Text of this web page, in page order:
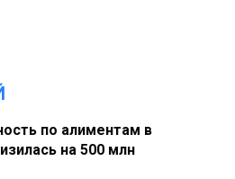
по алиментам в
на 500 млн